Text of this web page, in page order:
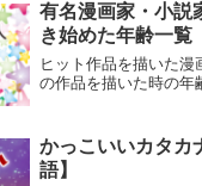
有名漫画家・小説
き始めた年齢一覧
ヒット作品を描いた漫
の作品を描いた時の年
かっこいいカタカ
語】